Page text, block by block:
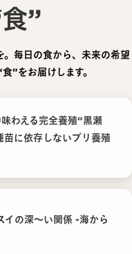
”
。毎日の食から、未来の希望
”をお届けします。
わえる完全養殖“黒瀬
苗に依存しないブリ養殖
イの深〜い関係 -海から